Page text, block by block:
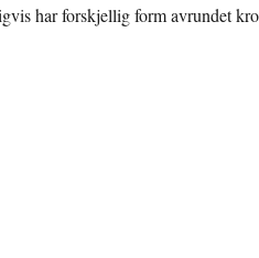
har forskjellig form avrundet